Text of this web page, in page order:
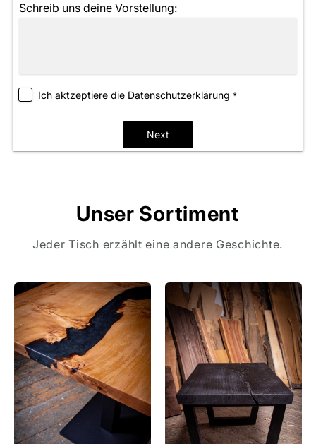
Schreib uns deine Vorstellung:
Ich aktzeptiere die ­Datenschutzerklärung *
Next
Unser Sortiment
Jeder Tisch erzählt eine andere Geschichte.